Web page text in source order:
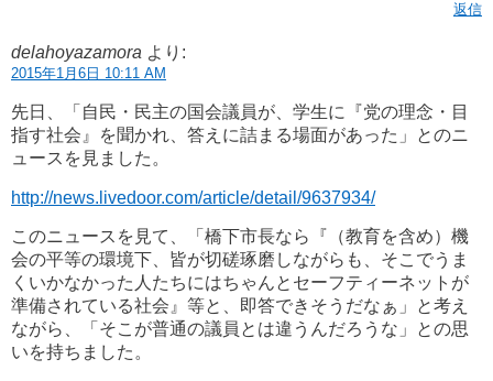
返信
delahoyazamora より:
2015年1月6日 10:11 AM
先日、「自民・民主の国会議員が、学生に『党の理念・目
指す社会』を聞かれ、答えに詰まる場面があった」とのニ
ュースを見ました。
http://news.livedoor.com/article/detail/9637934/
このニュースを見て、「橋下市長なら『（教育を含め）機
会の平等の環境下、皆が切磋琢磨しながらも、そこでうま
くいかなかった人たちにはちゃんとセーフティーネットが
準備されている社会』等と、即答できそうだなぁ」と考え
ながら、「そこが普通の議員とは違うんだろうな」との思
いを持ちました。